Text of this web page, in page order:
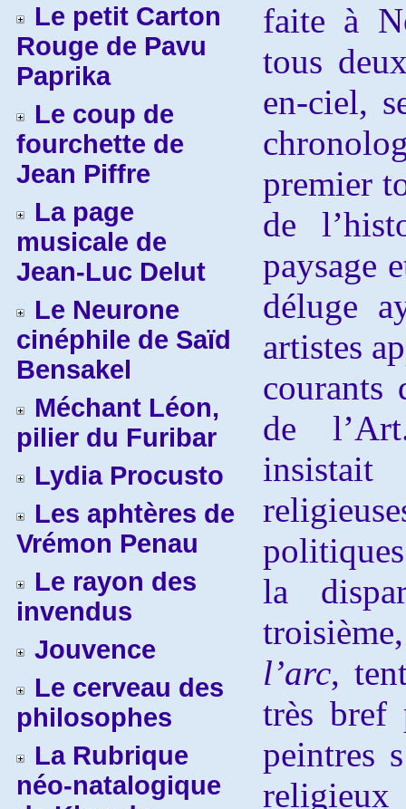
Le petit Carton
Rouge de Pavu
Paprika
Le coup de
fourchette de
Jean Piffre
La page
musicale de
Jean-Luc Delut
Le Neurone
cinéphile de Saïd
Bensakel
Méchant Léon,
pilier du Furibar
Lydia Procusto
Les aphtères de
Vrémon Penau
Le rayon des
invendus
Jouvence
Le cerveau des
philosophes
La Rubrique
néo-natalogique
faite à
tous
en-ciel,
premier
de
paysage
déluge
artistes
courants
de
insistait
la
l’arc,
très bref
peintres